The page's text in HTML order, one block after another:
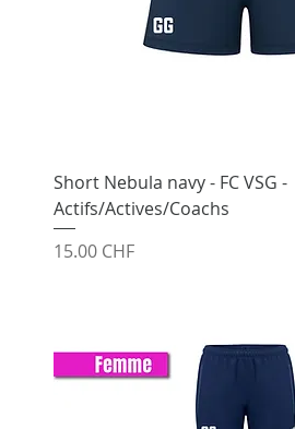
Short Nebula navy - FC VSG -
Actifs/Actives/Coachs
Prix
15.00 CHF